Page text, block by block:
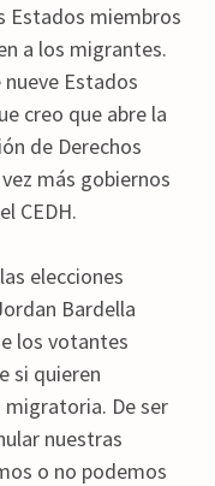
Estados miembros
a los migrantes.
Estados
creo que abre la
de Derechos
más gobiernos
CEDH.
elecciones
Bardella
los votantes
si quieren
De ser
nuestras
o no podemos